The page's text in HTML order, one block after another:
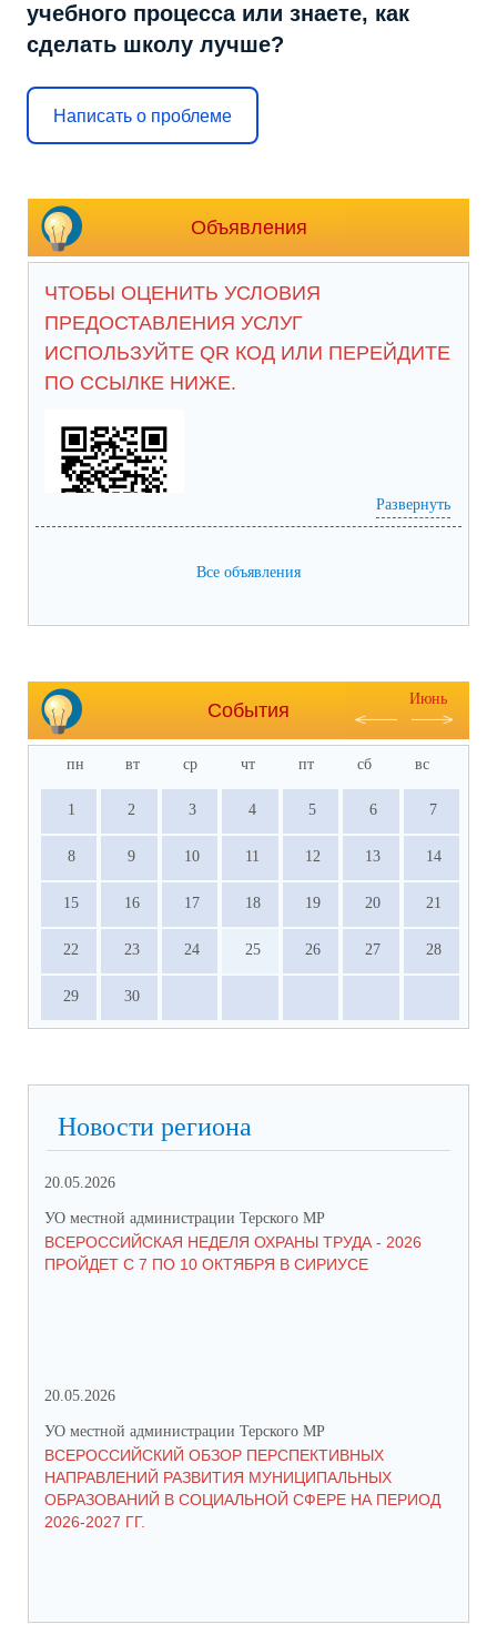
учебного процесса или знаете, как
сделать школу лучше?
Написать о проблеме
Объявления
ЧТОБЫ ОЦЕНИТЬ УСЛОВИЯ
ПРЕДОСТАВЛЕНИЯ УСЛУГ
ИСПОЛЬЗУЙТЕ QR КОД ИЛИ ПЕРЕЙДИТЕ
ПО ССЫЛКЕ НИЖЕ.
анкета доступна по QR-коду, а так
Развернуть
Все объявления
События
Июнь
пн вт ср чт пт сб вс
1 2 3 4 5 6 7
8 9 10 11 12 13 14
15 16 17 18 19 20 21
22 23 24 25 26 27 28
29 30
Новости региона
20.05.2026
УО местной администрации Терского МР
ВСЕРОССИЙСКАЯ НЕДЕЛЯ ОХРАНЫ ТРУДА - 2026
ПРОЙДЕТ С 7 ПО 10 ОКТЯБРЯ В СИРИУСЕ
20.05.2026
УО местной администрации Терского МР
ВСЕРОССИЙСКИЙ ОБЗОР ПЕРСПЕКТИВНЫХ
НАПРАВЛЕНИЙ РАЗВИТИЯ МУНИЦИПАЛЬНЫХ
ОБРАЗОВАНИЙ В СОЦИАЛЬНОЙ СФЕРЕ НА ПЕРИОД
2026-2027 ГГ.